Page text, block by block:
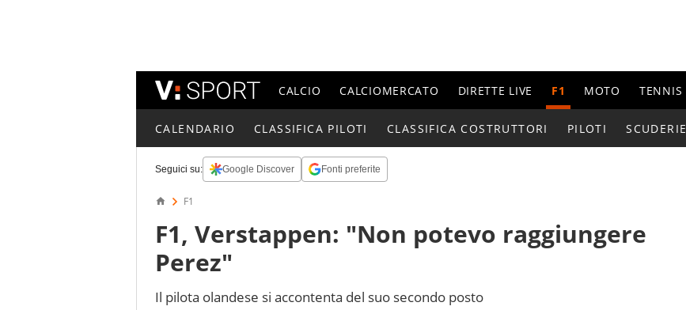
CALCIO CALCIOMERCATO DIRETTE LIVE F1 MOTO TENNIS
CALENDARIO CLASSIFICA PILOTI CLASSIFICA COSTRUTTORI PILOTI SCUDERIE
Seguici su: Google Discover Fonti preferite
F1
F1, Verstappen: "Non potevo raggiungere
Perez"
Il pilota olandese si accontenta del suo secondo posto